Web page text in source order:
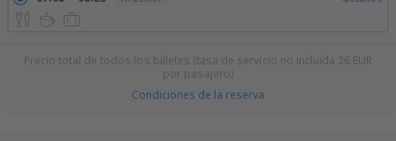
Precio total de todos los billetes (tasa de servicio no incluida 26 EUR
por pasajero)
Condiciones de la reserva